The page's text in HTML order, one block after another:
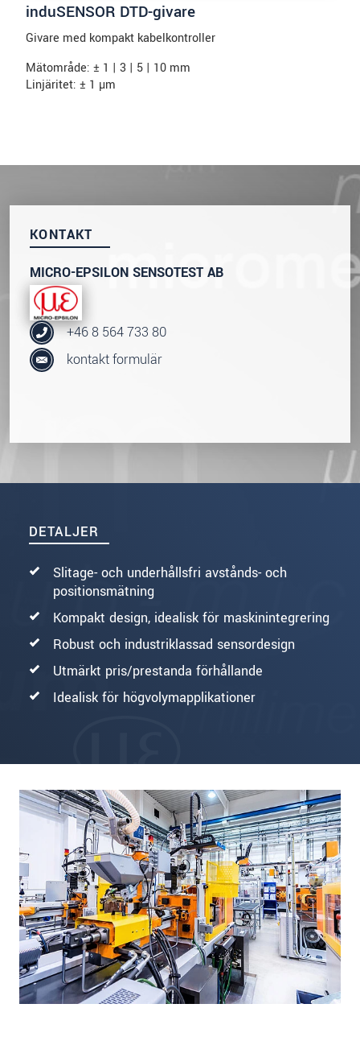
induSENSOR DTD-givare
Givare med kompakt kabelkontroller
Mätområde: ± 1 | 3 | 5 | 10 mm
Linjäritet: ± 1 µm
DETALJER
Slitage- och underhållsfri avstånds- och
positionsmätning
Kompakt design, idealisk för maskinintegrering
Robust och industriklassad sensordesign
Utmärkt pris/prestanda förhållande
Idealisk för högvolymapplikationer
KONTAKT
MICRO-EPSILON SENSOTEST AB
+46 8 564 733 80
kontakt formulär